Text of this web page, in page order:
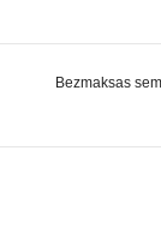
Bezmaksas